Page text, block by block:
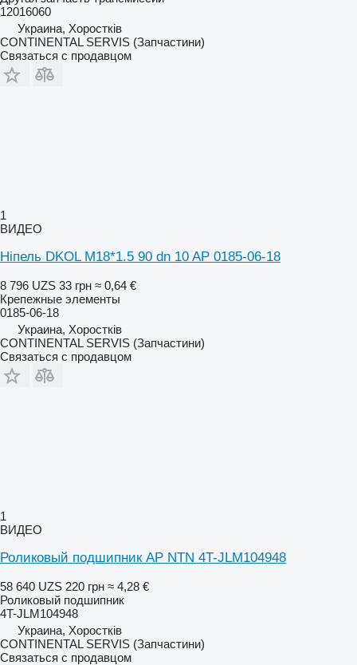
12016060
Украина, Хоростків
CONTINENTAL SERVIS (Запчастини)
Связаться с продавцом
1
ВИДЕО
Ніпель DKOL M18*1.5 90 dn 10 AP 0185-06-18
8 796 UZS 33 грн ≈ 0,64 €
Крепежные элементы
0185-06-18
Украина, Хоростків
CONTINENTAL SERVIS (Запчастини)
Связаться с продавцом
1
ВИДЕО
Роликовый подшипник AP NTN 4T-JLM104948
58 640 UZS 220 грн ≈ 4,28 €
Роликовый подшипник
4T-JLM104948
Украина, Хоростків
CONTINENTAL SERVIS (Запчастини)
Связаться с продавцом